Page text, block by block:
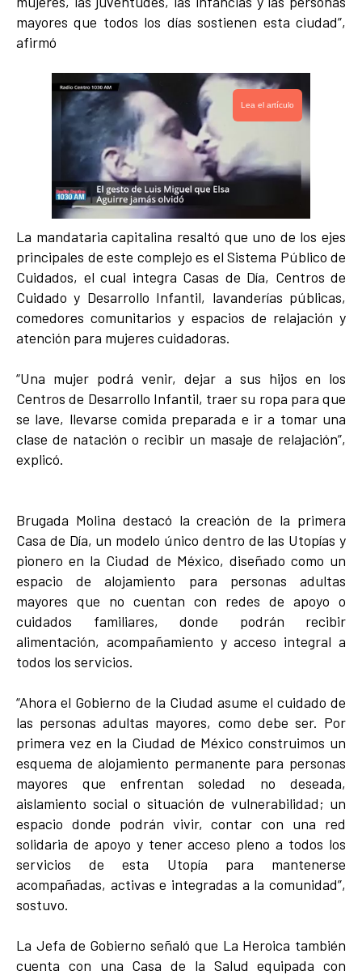
mayores que todos los días sostienen esta ciudad”,
afirmó
Lea el artículo
La mandataria capitalina resaltó que uno de los ejes
principales de este complejo es el Sistema Público de
Cuidados, el cual integra Casas de Día, Centros de
Cuidado y Desarrollo Infantil, lavanderías públicas,
comedores comunitarios y espacios de relajación y
atención para mujeres cuidadoras.
“Una mujer podrá venir, dejar a sus hijos en los
Centros de Desarrollo Infantil, traer su ropa para que
se lave, llevarse comida preparada e ir a tomar una
clase de natación o recibir un masaje de relajación”,
explicó.
Brugada Molina destacó la creación de la primera
Casa de Día, un modelo único dentro de las Utopías y
pionero en la Ciudad de México, diseñado como un
espacio de alojamiento para personas adultas
mayores que no cuentan con redes de apoyo o
cuidados familiares, donde podrán recibir
alimentación, acompañamiento y acceso integral a
todos los servicios.
“Ahora el Gobierno de la Ciudad asume el cuidado de
las personas adultas mayores, como debe ser. Por
primera vez en la Ciudad de México construimos un
esquema de alojamiento permanente para personas
mayores que enfrentan soledad no deseada,
aislamiento social o situación de vulnerabilidad; un
espacio donde podrán vivir, contar con una red
solidaria de apoyo y tener acceso pleno a todos los
servicios de esta Utopía para mantenerse
acompañadas, activas e integradas a la comunidad”,
sostuvo.
La Jefa de Gobierno señaló que La Heroica también
cuenta con una Casa de la Salud equipada con